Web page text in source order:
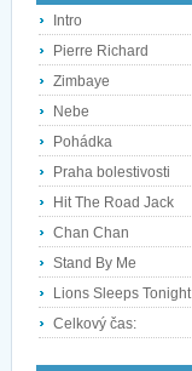
Intro
Pierre Richard
Zimbaye
Nebe
Pohádka
Praha bolestivosti
Hit The Road Jack
Chan Chan
Stand By Me
Lions Sleeps Tonight
Celkový čas: